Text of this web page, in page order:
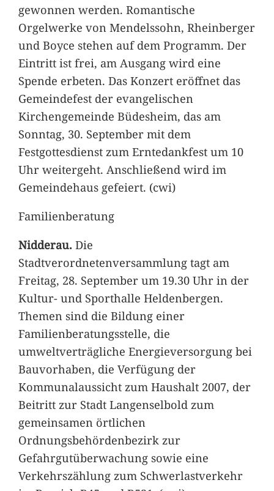
gewonnen werden. Romantische
Orgelwerke von Mendelssohn, Rheinberger
und Boyce stehen auf dem Programm. Der
Eintritt ist frei, am Ausgang wird eine
Spende erbeten. Das Konzert eröffnet das
Gemeindefest der evangelischen
Kirchengemeinde Büdesheim, das am
Sonntag, 30. September mit dem
Festgottesdienst zum Erntedankfest um 10
Uhr weitergeht. Anschließend wird im
Gemeindehaus gefeiert. (cwi)
Familienberatung
Nidderau.Die
Stadtverordnetenversammlung tagt am
Freitag, 28. September um 19.30 Uhr in der
Kultur- und Sporthalle Heldenbergen.
Themen sind die Bildung einer
Familienberatungsstelle, die
umweltverträgliche Energieversorgung bei
Bauvorhaben, die Verfügung der
Kommunalaussicht zum Haushalt 2007, der
Beitritt zur Stadt Langenselbold zum
gemeinsamen örtlichen
Ordnungsbehördenbezirk zur
Gefahrgutüberwachung sowie eine
Verkehrszählung zum Schwerlastverkehr